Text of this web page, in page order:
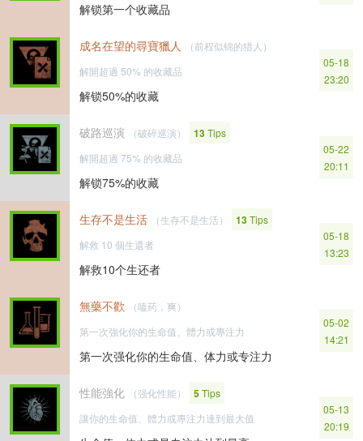
解锁第一个收藏品
成名在望的尋寶獵人
（前程似锦的猎人）
解開超過 50% 的收藏品
解锁50%的收藏
05-18
23:20
破路巡演 （破碎巡演） 13Tips
解開超過 75% 的收藏品
解锁75%的收藏
05-22
20:11
生存不是生活 （生存不是生活） 13Tips
解救 10 個生還者
解救10个生还者
05-18
13:23
無藥不歡
（嗑药，爽）
第一次強化你的生命值、體力或專注力
第一次强化你的生命值、体力或专注力
05-02
14:21
性能強化 （强化性能） 5Tips
讓你的生命值、體力或專注力達到最大值
05-13
20:19